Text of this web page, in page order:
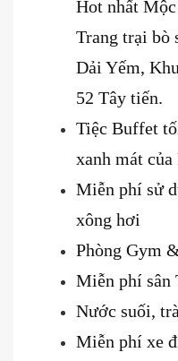
Hot nhất
Trang trại bò
Dải Yếm,
52 Tây tiến.
Tiệc Buffet
xanh mát của
Miễn phí sử
xông hơi
Phòng Gym
Miễn phí sân
Nước suối,
Miễn phí xe